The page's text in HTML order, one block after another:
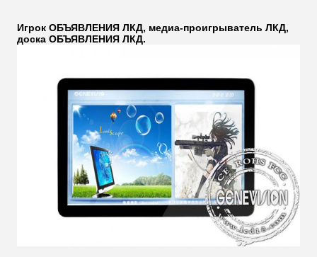
Игрок ОБЪЯВЛЕНИЯ ЛКД, медиа-проигрыватель ЛКД,
доска ОБЪЯВЛЕНИЯ ЛКД.